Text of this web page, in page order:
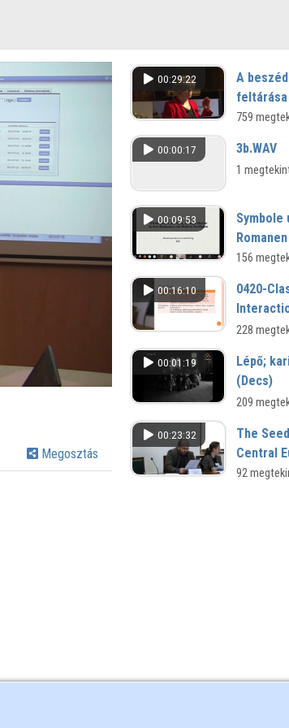
Megosztás
00:29:22
A
759
00:00:17 3b.WAV
1
00:09:53
Symbole
156
00:16:10
0420-
228
00:01:19
Lépő;
(Decs)
209
00:23:32
The
Central
Sixteenth
92